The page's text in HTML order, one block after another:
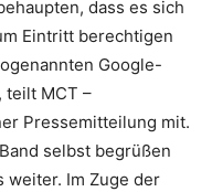
dass es sich
Eintritt berechtigen
Google-
teilt MCT –
Pressemitteilung mit.
selbst begrüßen
weiter. Im Zuge der